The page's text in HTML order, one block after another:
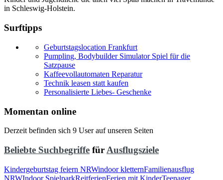
in Schleswig-Holstein.
Surftipps
Geburtstagslocation Frankfurt
Pumpling, Bodybuilder Simulator Spiel für die
Satzpause
Kaffeevollautomaten Reparatur
Technik leasen statt kaufen
Personalisierte Liebes- Geschenke
Momentan online
Derzeit befinden sich 9 User auf unseren Seiten
Beliebte Suchbegriffe für Ausflugsziele
Kindergeburtstag feiern NRWindoor kletternFamilienausflug
NRWIndoor SpielparkReitferienFerien mit KinderTeenager